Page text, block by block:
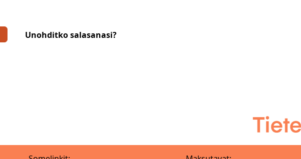
Unohditko salasanasi?